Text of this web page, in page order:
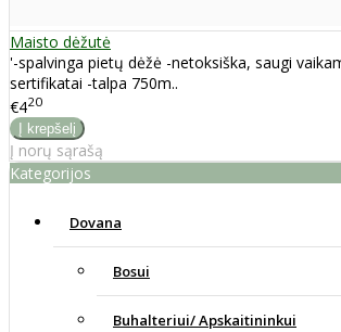
Maisto dėžutė
'-spalvinga pietų dėžė -netoksiška, saugi
sertifikatai -talpa 750m..
€420
Į norų sąrašą
Kategorijos
Dovana
Bosui
Buhalteriui/ Apskaitininkui